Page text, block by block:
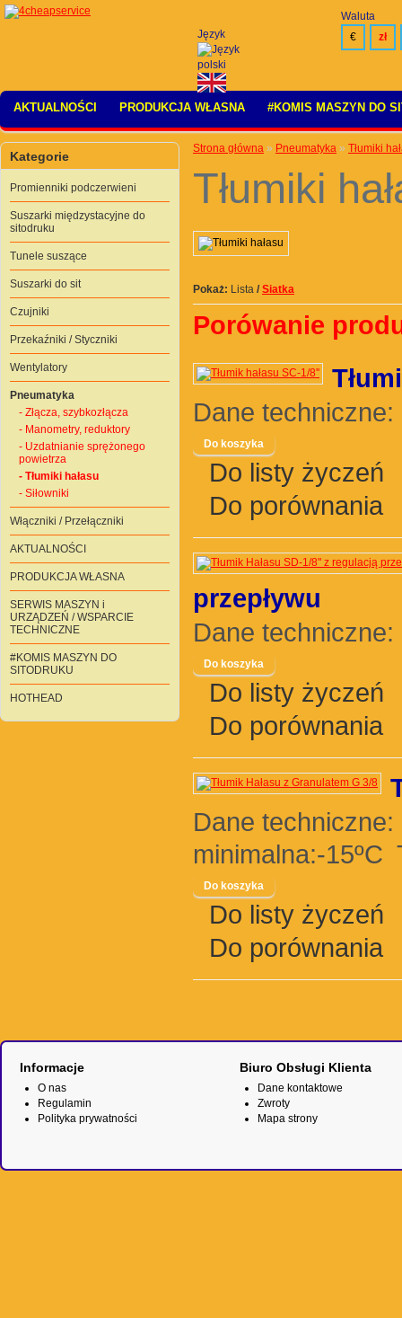
Język
Waluta
€
zł
AKTUALNOŚCI PRODUKCJA WŁASNA #KOMIS MASZYN DO
Kategorie
Promienniki podczerwieni
Suszarki międzystacyjne do
sitodruku
Tunele suszące
Suszarki do sit
Czujniki
Przekaźniki / Styczniki
Wentylatory
Pneumatyka
- Złącza, szybkozłącza
- Manometry, reduktory
- Uzdatnianie sprężonego
powietrza
- Tłumiki hałasu
- Siłowniki
Włączniki / Przełączniki
AKTUALNOŚCI
PRODUKCJA WŁASNA
SERWIS MASZYN i
URZĄDZEŃ / WSPARCIE
TECHNICZNE
#KOMIS MASZYN DO
SITODRUKU
HOTHEAD
Strona główna » Pneumatyka » Tłumiki
Tłumiki
Pokaż: Lista / Siatka
Porówanie
Dane techniczne:
Do listy życzeń
Do porównania
przepływu
Dane techniczne:
Do listy życzeń
Do porównania
Dane techniczne:
minimalna:-15ºC
Do listy życzeń
Do porównania
Informacje
O nas
Regulamin
Polityka prywatności
Biuro Obsługi Klienta
Dane kontaktowe
Zwroty
Mapa strony